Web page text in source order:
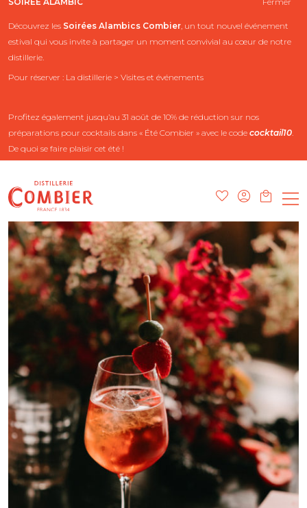
Découvrez les Soirées Alambics Combier, un tout nouvel événement
estival qui vous invite à partager un moment convivial au cœur de notre
distillerie.
Pour réserver : La distillerie > Visites et événements
Profitez également jusqu’au 31 août de 10% de réduction sur nos
préparations pour cocktails dans « Été Combier » avec le code cocktail10.
De quoi se faire plaisir cet été !